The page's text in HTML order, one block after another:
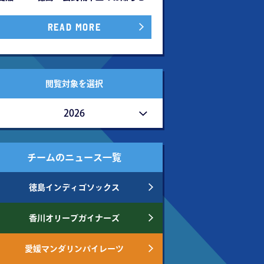
READ MORE
閲覧対象を選択
2026
チームのニュース一覧
徳島インディゴソックス
香川オリーブガイナーズ
愛媛マンダリンパイレーツ